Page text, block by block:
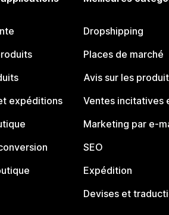
expéditions
Dropshipping
Places de marché
Avis sur les
Ventes incitatives
Marketing par e-
SEO
Expédition
Devises et